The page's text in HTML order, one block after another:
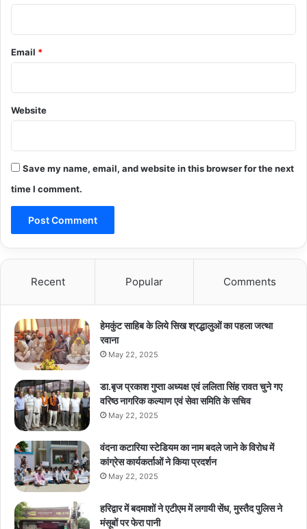
Email *
Website
Save my name, email, and website in this browser for the next
time I comment.
Recent Popular Comments
हेमकुंट साहिब के लिये सिख श्रद्धालुओं का पहला जत्था
रवाना
May 22, 2025
डा.बृज प्रकाश गुप्ता अध्यक्ष एवं ललिता सिंह रावत चुने गए
वरिष्ठ नागरिक कल्याण एवं सेवा समिति के सचिव
May 22, 2025
वंदना कटारिया स्टेडियम का नाम बदले जाने के विरोध में
कांग्रेस कार्यकर्ताओं ने किया प्रदर्शन
May 22, 2025
हरिद्वार में बदमाशों ने एटीएम में लगायी सेंध, मुस्तैद पुलिस ने
मंसूबों पर फेरा पानी